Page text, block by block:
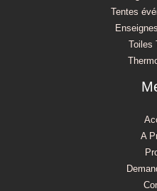
Tentes
Toiles
A